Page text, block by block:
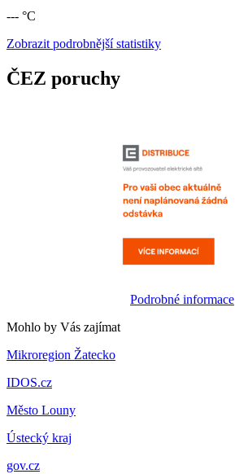
--- °C
Zobrazit podrobnější statistiky
ČEZ poruchy
Podrobné informace
Mohlo by Vás zajímat
Mikroregion Žatecko
IDOS.cz
Město Louny
Ústecký kraj
gov.cz